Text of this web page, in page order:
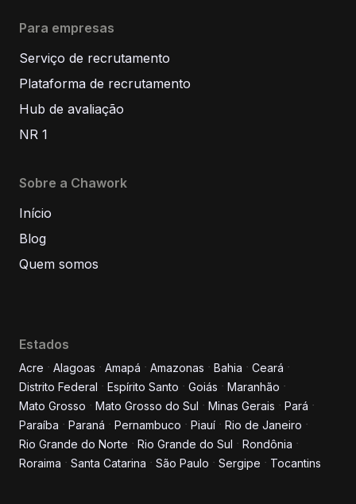
Informe seus dados para
conversar conosco!
Para empresas
Serviço de recrutamento
Plataforma de recrutamento
Hub de avaliação
NR 1
Sobre a Chawork
Início
Blog
Quem somos
Estados
Acre Alagoas Amapá Amazonas Bahia
Ceará
Distrito Federal
Espírito Santo Goiás
Maranhão
Mato Grosso
Mato Grosso do Sul Minas Gerais
Pará
Paraíba
Paraná Pernambuco Piauí
Rio de Janeiro
Rio Grande do Norte
Rio Grande do Sul
Rondônia
Roraima
Santa Catarina São Paulo Sergipe Tocantins